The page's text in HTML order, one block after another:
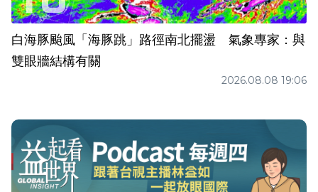
白海豚颱風「海豚跳」路徑南北擺盪 氣象專家：與
雙眼牆結構有關
2026.08.08 19:06